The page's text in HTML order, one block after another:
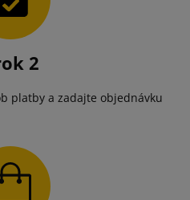
2
platby a zadajte objednávku